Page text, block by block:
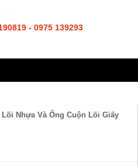
- 0975 139293
Nhựa Và Ống Cuộn Lõi Giấy